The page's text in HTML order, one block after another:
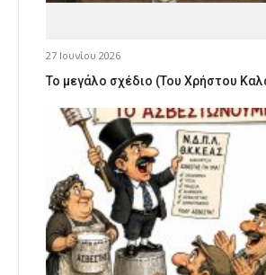
27 Ιουνίου 2026
Το μεγάλο σχέδιο (Του Χρήστου